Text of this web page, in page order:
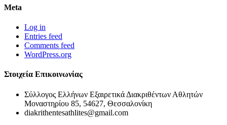
Meta
Log in
Entries feed
Comments feed
WordPress.org
Στοιχεία Επικοινωνίας
Σύλλογος Ελλήνων Εξαιρετικά Διακριθέντων Αθλητών
Μοναστηρίου 85, 54627, Θεσσαλονίκη
diakrithentesathlites@gmail.com